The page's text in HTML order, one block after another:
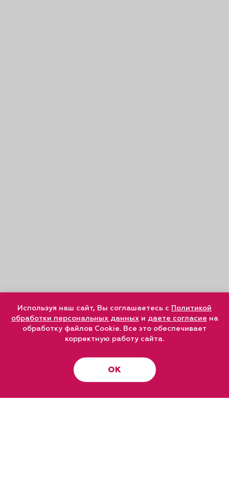
Используя наш сайт, Вы соглашаетесь с Политикой
обработки персональных данныхи даете согласие на
обработку файлов Cookie. Все это обеспечивает
корректную работу сайта.
ОК